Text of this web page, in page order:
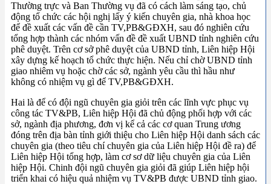
Thường trực và Ban Thường vụ đã có cách làm sáng tạo, chủ
động tổ chức các hội nghị lấy ý kiến chuyên gia, nhà khoa học
để đề xuất các vấn đề cần TV,PB&GĐXH, sau đó nghiên cứu
tổng hợp thành các nhóm vấn đề đề xuất UBND tỉnh nghiên cứu
phê duyệt. Trên cơ sở phê duyệt của UBND tỉnh, Liên hiệp Hội
xây dựng kế hoạch tổ chức thực hiện. Nếu chỉ chờ UBND tỉnh
giao nhiêm vụ hoặc chờ các sở, ngành yêu cầu thì hầu như
không có nhiệm vụ gì để TV,PB&GĐXH.
Hai là để có đội ngũ chuyên gia giỏi trên các lĩnh vực phục vụ
công tác TV&PB, Liên hiệp Hội đã chủ động phối hợp với các
sở, ngành địa phương, đơn vị kể cả các cơ quan Trung ương
đóng trên địa bàn tỉnh giới thiệu cho Liên hiệp Hội danh sách các
chuyên gia (theo tiêu chí chuyên gia của Liên hiệp Hội đề ra) để
Liên hiệp Hội tổng hợp, làm cơ sơ dữ liệu chuyên gia của Liên
hiệp Hội. Chinh đội ngũ chuyên gia giỏi đã giúp Liên hiệp hội
triển khai có hiệu quả nhiệm vụ TV&PB được UBND tỉnh giao.